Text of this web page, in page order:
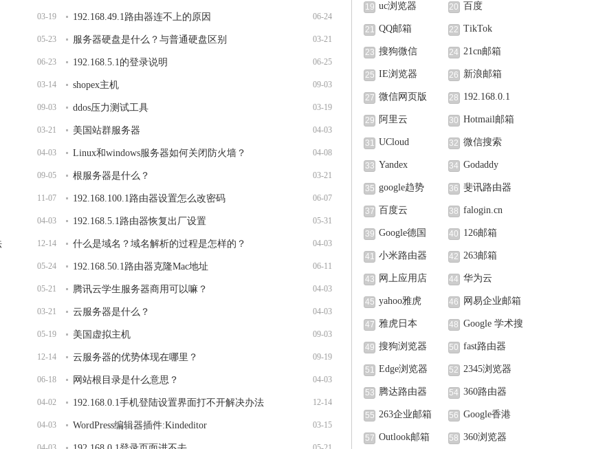
03-19 06-24
192.168.49.1路由器连不上的原因
05-23 03-21
服务器硬盘是什么？与普通硬盘区别
06-23 06-25
192.168.5.1的登录说明
03-14 09-03
shopex主机
09-03 03-19
ddos压力测试工具
03-21 04-03
美国站群服务器
04-03 04-08
Linux和windows服务器如何关闭防火墙？
09-05 03-21
根服务器是什么？
11-07 06-07
192.168.100.1路由器设置怎么改密码
04-03 05-31
192.168.5.1路由器恢复出厂设置
12-14 04-03
什么是域名？域名解析的过程是怎样的？
05-24 06-11
192.168.50.1路由器克隆Mac地址
05-21 04-03
腾讯云学生服务器商用可以嘛？
03-21 04-03
云服务器是什么？
05-19 09-03
美国虚拟主机
12-14 09-19
云服务器的优势体现在哪里？
06-18 04-03
网站根目录是什么意思？
04-02 12-14
192.168.0.1手机登陆设置界面打不开解决办法
04-03 03-15
WordPress编辑器插件:Kindeditor
19 uc浏览器 20 百度
21 QQ邮箱 22 TikTok
23 搜狗微信 24 21cn邮箱
25 IE浏览器 26 新浪邮箱
27 微信网页版 28 192.168.0.1
29 阿里云 30 Hotmail邮箱
31 UCloud 32 微信搜索
33 Yandex 34 Godaddy
35 google趋势 36 斐讯路由器
37 百度云 38 falogin.cn
39 Google德国 40 126邮箱
41 小米路由器 42 263邮箱
43 网上应用店 44 华为云
45 yahoo雅虎 46 网易企业邮箱
47 雅虎日本 48 Google 学术搜
索
49 搜狗浏览器 50 fast路由器
51 Edge浏览器 52 2345浏览器
53 腾达路由器 54 360路由器
55 263企业邮箱 56 Google香港
57 Outlook邮箱 58 360浏览器